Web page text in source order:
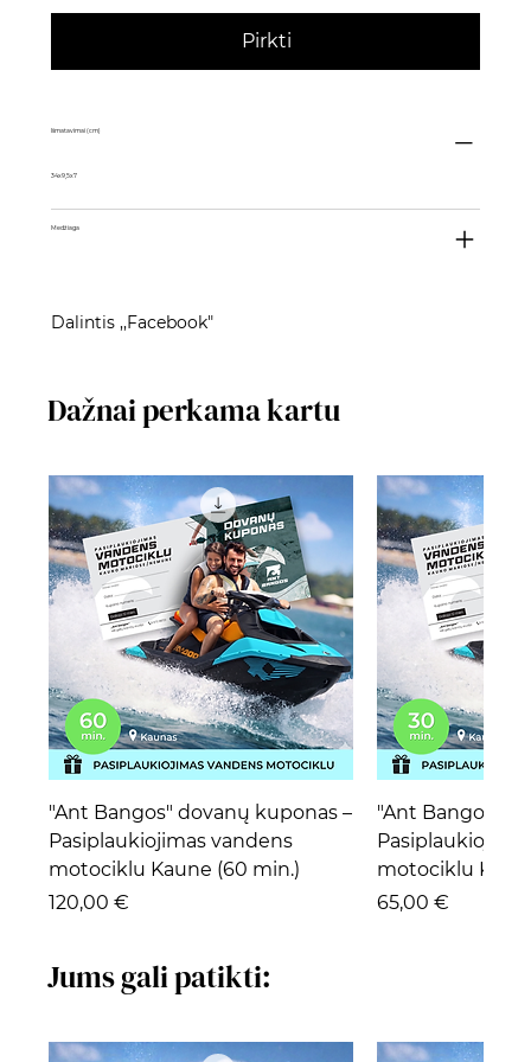
Pirkti
Išmatavimai (cm)
34x9,5x7
Medžiaga
Dalintis ,,Facebook"
Dažnai perkama kartu
"Ant Bangos" dovanų kuponas –
Pasiplaukiojimas vandens
motociklu Kaune (60 min.)
Kaina
120,00 €
"Ant Bangos"
motociklu
Kaina
65,00 €
Jums gali patikti: